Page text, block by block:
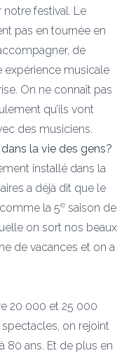
festival. Le
pas en tournée en
de
expérience musicale
On ne connaît pas
qu’ils vont
des musiciens.
la vie des gens?
installé dans la
a déjà dit que le
la 5e saison de
on sort nos beaux
de vacances et on a
20 000 et 25 000
on rejoint
80 ans. Et de plus en